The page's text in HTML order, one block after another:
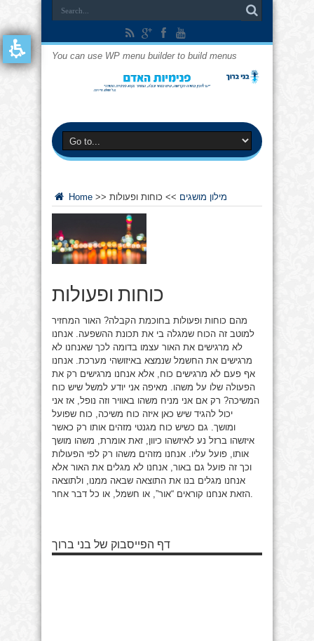
You can use WP menu builder to build menus
Home >> מילון מושגים >> כוחות ופעולות
כוחות ופעולות
מהם כוחות ופעולות בחוכמת הקבלה? האור המחזיר
למוטב זה הכוח שמגלה בי את תכונת ההשפעה. אנחנו
לא מרגישים את האור עצמו בדומה לכך שאנחנו לא
מרגישים את החשמל שנמצא באיזושהי מערכת. אנחנו
אף פעם לא מרגישים כוח, אלא אנחנו מרגישים רק את
הפעולה שלו על משהו. מאיפה אני יודע למשל שיש כוח
המשיכה? רק אם אני מניח משהו באוויר וזה נופל, אז אני
יכול להגיד שיש כאן איזה כוח משיכה, כוח שפועל
ומושך. גם כשיש כוח מגנטי מזהים אותו רק כאשר
איזשהו ברזל נע לאיזשהו כיוון, זאת אומרת, משהו מושך
אותו, פועל עליו. אנחנו מזהים משהו רק לפי הפעולות
וכך זה פועל גם באור, אנחנו לא מגלים את האור אלא
אנחנו מגלים בנו את התוצאה שבאה ממנו, ולתוצאה
דף הפייסבוק של בני ברוך